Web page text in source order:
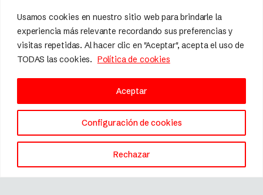
Usamos cookies en nuestro sitio web para brindarle la
experiencia más relevante recordando sus preferencias y
visitas repetidas. Al hacer clic en "Aceptar", acepta el uso de
TODAS las cookies. Política de cookies
Configuración de cookies
Rechazar
Aceptar